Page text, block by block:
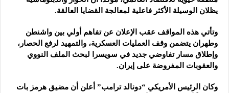
يظلان الوسيلة الأكثر فاعلية لمعالجة القضايا العالقة.
وتأتي هذه المواقف عقب الإعلان عن تفاهم أولي بين واشنطن
وطهران يتضمن وقف العمليات العسكرية، والتمهيد لرفع الحصار،
وإطلاق مسار تفاوضي جديد في سويسرا لبحث الملف النووي
والعقوبات المفروضة على إيران.
وكان الرئيس الأمريكي “دونالد ترامب” أعلن أن مضيق هرمز بات